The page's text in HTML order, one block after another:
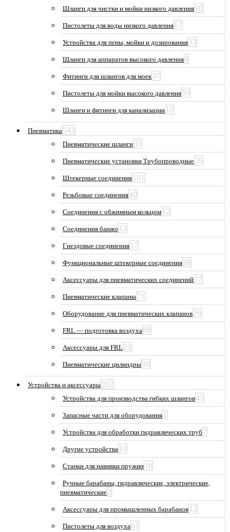
Шланги для чистки и мойки низкого давления 10
Пистолеты для воды низкого давления67
Устройства для пены, мойки и дозирования33
Шланги для аппаратов высокого давления8
Фитинги для шлангов для моек37
Пистолеты для мойки высокого давления59
Шланги и фитинги для канализации 10
Пневматика543
Пневматические шланги35
Пневматические установки Трубопроводные26
Штекерные соединения 101
Резьбовые соединения40
Соединения с обжимным кольцом 12
Соединения банжо 12
Гнездовые соединения 17
Функциональные штекерные соединения38
Аксессуары для пневматических соединений 17
Пневматические клапаны71
Оборудование для пневматических клапанов26
FRL — подготовка воздуха88
Аксессуары для FRL22
Пневматические цилиндры38
Устройства и аксессуары262
Устройства для производства гибких шлангов45
Запасные части для оборудования 1
Устройства для обработки гидравлических труб 7
Другие устройства 10
Станки для навивки пружин 18
Ручные барабаны, гидравлические, электрические,
пневматические2
Аксессуары для промышленных барабанов 12
Пистолеты для воздуха61